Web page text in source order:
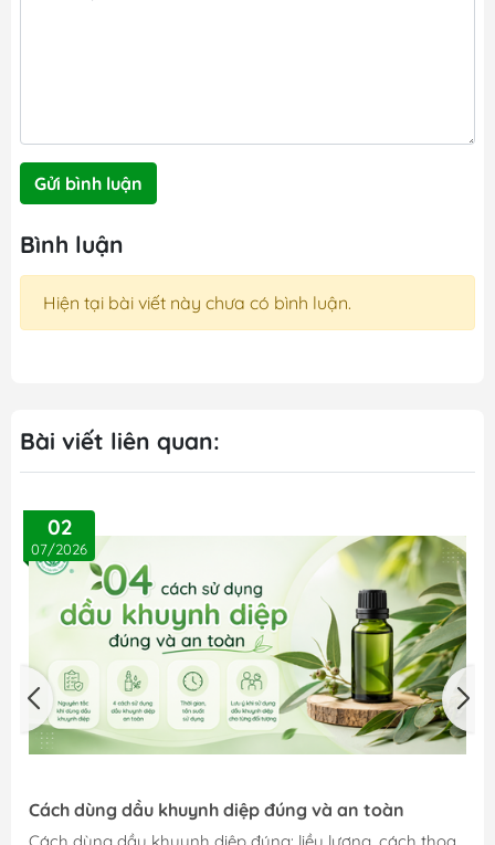
Gửi bình luận
Bình luận
Hiện tại bài viết này chưa có bình luận.
Bài viết liên quan:
02
07/2026
Cách dùng dầu khuynh diệp đúng và an toàn